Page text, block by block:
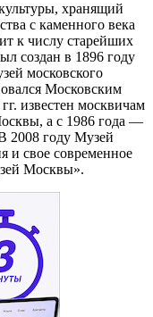
хранящий
с каменного века
к числу старейших
создан в 1896 году
московского
Московским
известен москвичам
а с 1986 года —
2008 году Музей
и свое современное
Москвы».